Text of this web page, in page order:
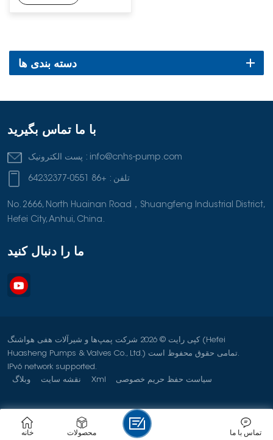
دسته بندی ها
با ما تماس بگیرید
پست الکترونیک : info@cnhs-pump.com
تلفن : +86 0551-64232377
No. 2666, North Huainan Road，Shuangfeng Industrial District,
Hefei City, Anhui, China.
ما را دنبال کنید
کپی رایت © 2026 شرکت پمپ‌ها و شیرآلات هفی هواشنگ (Hefei
Huasheng Pumps & Valves Co., Ltd.) تمامی حقوق محفوظ است.
IPv6 network supported.
وبلاگ
نقشه سایت Xml سیاست حفظ حریم خصوصی
خانه محصولات تماس با ما